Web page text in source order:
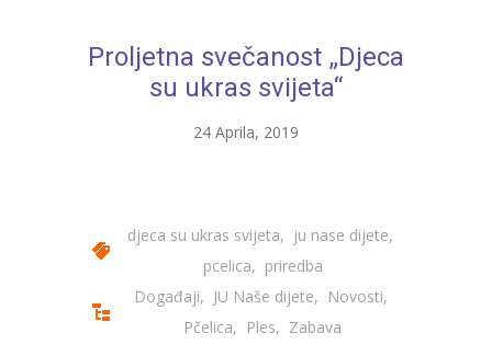
---- Jelenko
---- Poletarac
---- Snjeguljica
Proljetna svečanost „Djeca
su ukras svijeta“
24 Aprila, 2019
djeca su ukras svijeta, ju nase dijete,
pcelica, priredba
Događaji, JU Naše dijete, Novosti,
Pčelica, Ples, Zabava